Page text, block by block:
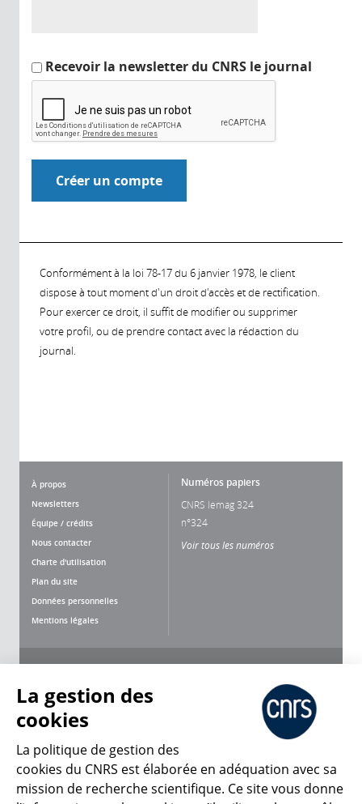
Recevoir la newsletter du CNRS le journal
Conformément à la loi 78-17 du 6 janvier 1978, le client
dispose à tout moment d'un droit d'accès et de rectification.
Pour exercer ce droit, il suffit de modifier ou supprimer
votre profil, ou de prendre contact avec la rédaction du
journal.
À propos
Newsletters
Équipe / crédits
Nous contacter
Charte d'utilisation
Plan du site
Données personnelles
Mentions légales
Numéros papiers
CNRS lemag 324
n°324
Voir tous les numéros
CNRS Le Mag
La gestion des
cookies
La politique de gestion des
cookies du CNRS est élaborée en adéquation avec sa
mission de recherche scientifique. Ce site vous donne